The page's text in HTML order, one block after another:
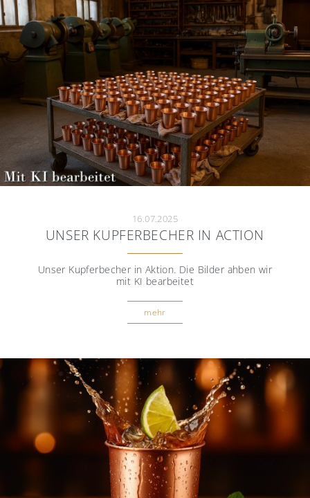
16.07.2025
UNSER KUPFERBECHER IN ACTION
Unser Kupferbecher in Aktion. Die Bilder ahben wir
mit KI bearbeitet
mehr